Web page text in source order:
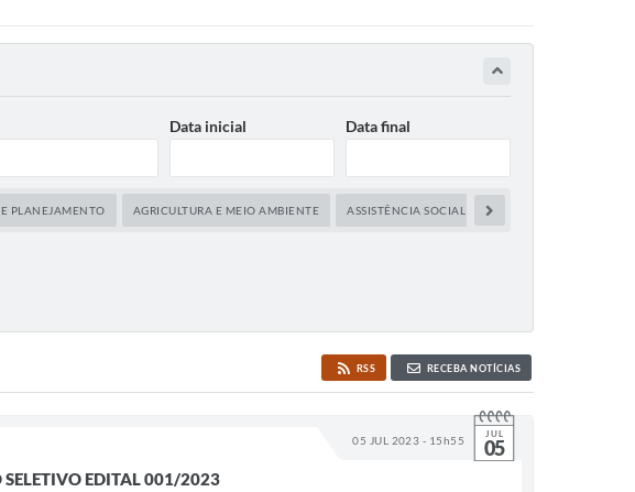
Data inicial Data final
PLANEJAMENTO AGRICULTURA E MEIO AMBIENTE ASSISTÊNCIA SOCIAL
RSS RECEBA NOTÍCIAS
05 JUL 2023 - 15h55 JUL
05
SELETIVO EDITAL 001/2023